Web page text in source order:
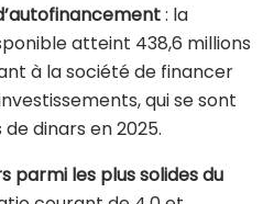
: la
atteint 438,6 millions
à la société de financer
qui se sont
dinars en 2025.
parmi les plus solides du